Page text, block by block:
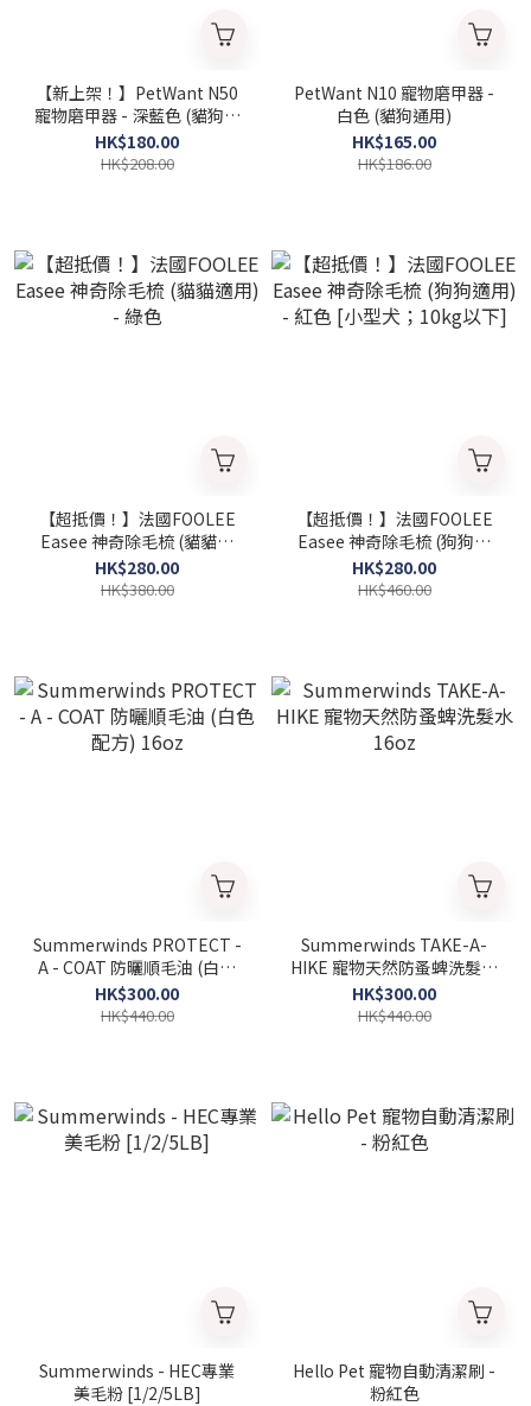
【新上架！】PetWant N50
寵物磨甲器 - 深藍色 (貓狗通
用)
HK$180.00
HK$208.00
PetWant N10 寵物磨甲器 -
白色 (貓狗通用)
HK$165.00
HK$186.00
【超抵價！】法國FOOLEE
Easee 神奇除毛梳 (貓貓適
用) - 綠色
HK$280.00
HK$380.00
【超抵價！】法國FOOLEE
Easee 神奇除毛梳 (狗狗適
用) - 紅色 [小型犬；10kg以
下]
HK$280.00
HK$460.00
Summerwinds PROTECT -
A - COAT 防曬順毛油 (白色
配方) 16oz
HK$300.00
HK$440.00
Summerwinds TAKE-A-
HIKE 寵物天然防蚤蜱洗髮水
16oz
HK$300.00
HK$440.00
Summerwinds - HEC專業
美毛粉 [1/2/5LB]
Hello Pet 寵物自動清潔刷 -
粉紅色